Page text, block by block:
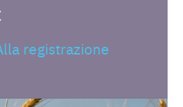
registrazione